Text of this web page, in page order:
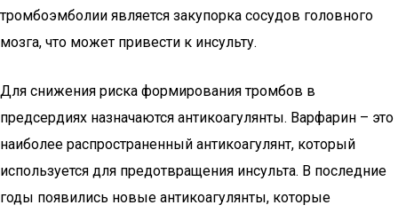
тромбоэмболии является закупорка сосудов головного
мозга, что может привести к инсульту.
Для снижения риска формирования тромбов в
предсердиях назначаются антикоагулянты. Варфарин – это
наиболее распространенный антикоагулянт, который
используется для предотвращения инсульта. В последние
годы появились новые антикоагулянты, которые